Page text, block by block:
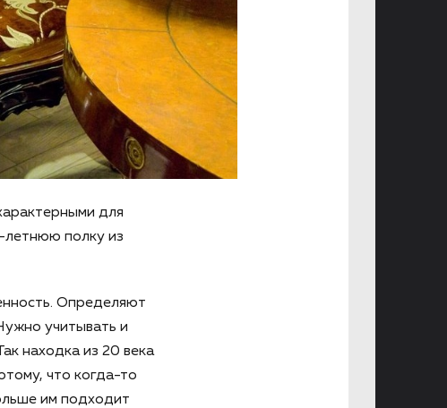
для
летнюю полку из
Определяют
учитывать и
находка из 20 века
что когда-то
им подходит